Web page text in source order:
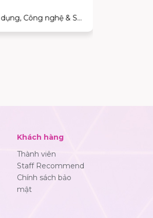
Đồ gia dụng, Công nghệ & Sản phẩm cho trẻ em
Khách hàng
Thành viên
Staff Recommend
Chính sách bảo
mật